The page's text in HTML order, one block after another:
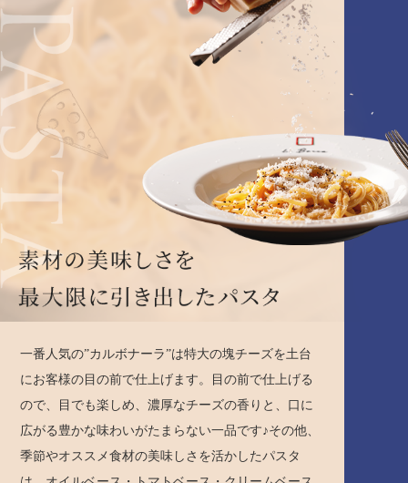
一番人気の”カルボナーラ”は特大の塊チーズを土台
にお客様の目の前で仕上げます。目の前で仕上げる
ので、目でも楽しめ、濃厚なチーズの香りと、口に
広がる豊かな味わいがたまらない一品です♪その他、
季節やオススメ食材の美味しさを活かしたパスタ